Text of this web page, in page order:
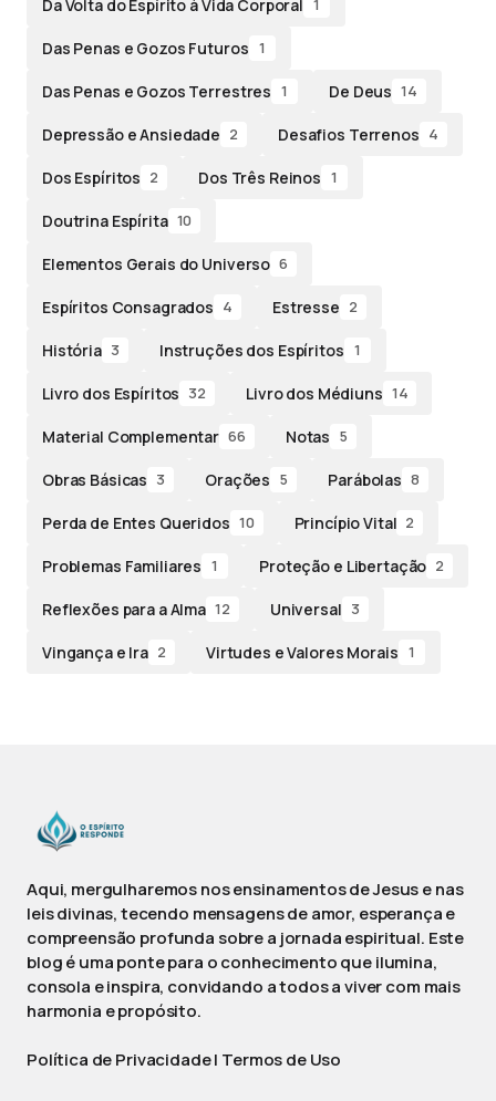
Da Volta do Espírito à Vida Corporal 1
Das Penas e Gozos Futuros 1
Das Penas e Gozos Terrestres 1 De Deus 14
Depressão e Ansiedade 2 Desafios Terrenos 4
Dos Espíritos 2 Dos Três Reinos 1
Doutrina Espírita 10
Elementos Gerais do Universo 6
Espíritos Consagrados 4 Estresse 2
História 3 Instruções dos Espíritos 1
Livro dos Espíritos 32 Livro dos Médiuns 14
Material Complementar 66 Notas 5
Obras Básicas 3 Orações 5 Parábolas 8
Perda de Entes Queridos 10 Princípio Vital 2
Problemas Familiares 1 Proteção e Libertação 2
Reflexões para a Alma 12 Universal 3
Vingança e Ira 2 Virtudes e Valores Morais 1
Aqui, mergulharemos nos ensinamentos de Jesus e nas
leis divinas, tecendo mensagens de amor, esperança e
compreensão profunda sobre a jornada espiritual. Este
blog é uma ponte para o conhecimento que ilumina,
consola e inspira, convidando a todos a viver com mais
harmonia e propósito.
Política de Privacidade| Termos de Uso